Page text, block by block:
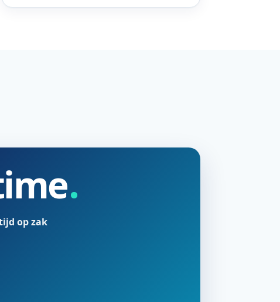
op zak